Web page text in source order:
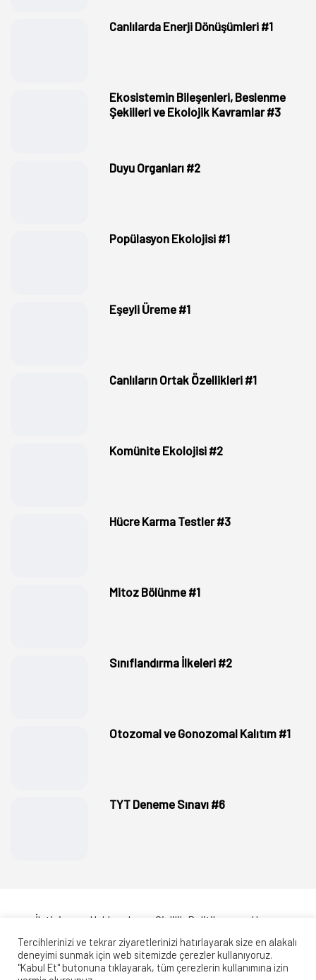
Canlılarda Enerji Dönüşümleri #1
Ekosistemin Bileşenleri, Beslenme
Şekilleri ve Ekolojik Kavramlar #3
Duyu Organları #2
Popülasyon Ekolojisi #1
Eşeyli Üreme #1
Canlıların Ortak Özellikleri #1
Komünite Ekolojisi #2
Hücre Karma Testler #3
Mitoz Bölünme #1
Sınıflandırma İlkeleri #2
Otozomal ve Gonozomal Kalıtım #1
TYT Deneme Sınavı #6
İletişim Hakkımda Gizlilik Politikası Hesap
Copyright © 2020 biyolojiportalisorubankasi.com Tüm Hakları
Tercihlerinizi ve tekrar ziyaretlerinizi hatırlayarak size en alakalı
deneyimi sunmak için web sitemizde çerezler kullanıyoruz.
"Kabul Et" butonuna tıklayarak, tüm çerezlerin kullanımına izin